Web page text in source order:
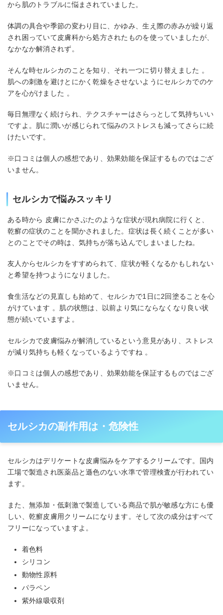
から肌のトラブルに悩まされていました。
体調の具合や季節の変わり目に、かゆみ、生え際の赤みが繰り返
され困っていて皮膚科から処方されたものを使っていましたが、
なかなか解消されず。
そんな時セルシカのことを知り、それ一つに切り替えました 。
肌への刺激を避けとにかく乾燥をさせないようにセルシカでのケ
アを心がけました 。
毎日無理なく続けられ、テクスチャーはさらっとして気持ちいい
ですよ。肌に潤いが感じられて悩みのストレスも減ってさらに続
けたいです。
※口コミは個人の感想であり、効果効能を保証するものではござ
いません。
セルシカで悩みスッキリ
ある時から 皮膚にかさぶたのような症状が現れ病院に行くと、
乾癬の症状のことを聞かされました。症状は長く続くことが多い
とのことでその時は、気持ちが落ち込んでしまいましたね。
友人からセルシカをすすめられて、症状が軽くなるかもしれない
と希望を持つようになりました。
食生活などの見直しも始めて、セルシカで1日に2回塗ることを心
がけています 。肌の状態は、以前より気にならなくなり良い状
態が続いていますよ。
セルシカで皮膚悩みが解消しているという意見があり、ストレス
が減り気持ちも軽くなっているようですね 。
※口コミは個人の感想であり、効果効能を保証するものではござ
いません。
セルシカの副作用は・危険性
セルシカはデリケートな皮膚悩みをケアするクリームです。国内
工場で製造され医薬品と遜色のない水準で管理検査が行われてい
ます。
また、無添加・低刺激で製造している商品で肌が敏感な方にも優
しい、乾癬皮膚用クリームになります。そして次の成分はすべて
フリーになっていますよ。
着色料
シリコン
動物性原料
パラペン
紫外線吸収剤